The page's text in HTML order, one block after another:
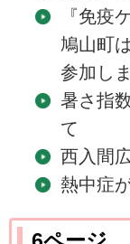
『免疫
鳩山町
参加し
暑さ指
て
西入間
熱中症